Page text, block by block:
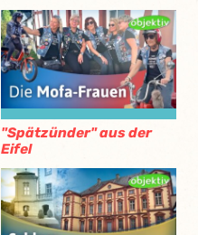
"Spätzünder" aus der
Eifel